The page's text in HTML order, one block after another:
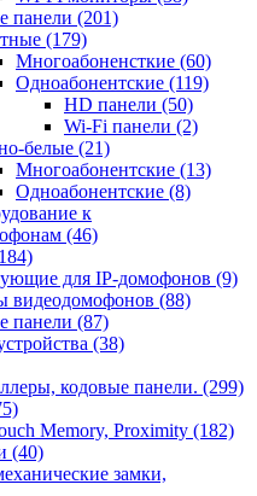
панели (201)
(179)
Многоабоненсткие (60)
Одноабонентские (119)
HD панели (50)
Wi-Fi панели (2)
белые (21)
Многоабонентские (13)
Одноабонентские (8)
к
(46)
для IP-домофонов (9)
видеодомофонов (88)
панели (87)
(38)
кодовые панели. (299)
Memory, Proximity (182)
(40)
замки,